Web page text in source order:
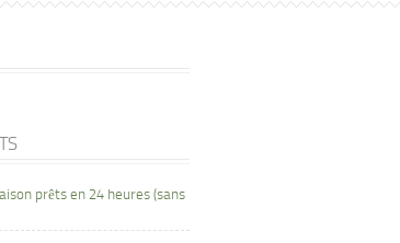
prêts en 24 heures (sans